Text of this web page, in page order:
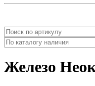
Железо